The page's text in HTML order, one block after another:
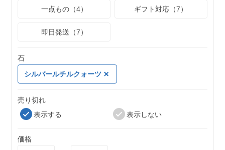
一点もの（4）
ギフト対応（7）
即日発送（7）
石
シルバールチルクォーツ
売り切れ
表示する
表示しない
価格